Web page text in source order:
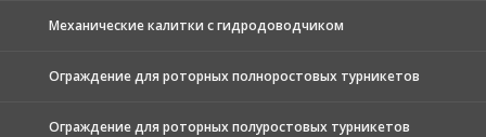
Механические калитки с гидродоводчиком
Ограждение для роторных полноростовых турникетов
Ограждение для роторных полуростовых турникетов